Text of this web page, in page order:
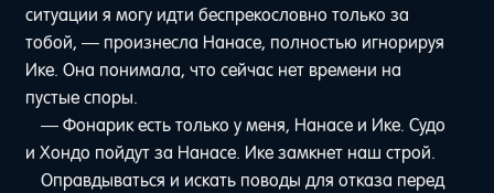
ситуации я могу идти беспрекословно только за
тобой, — произнесла Нанасе, полностью игнорируя
Ике. Она понимала, что сейчас нет времени на
пустые споры.
— Фонарик есть только у меня, Нанасе и Ике. Судо
и Хондо пойдут за Нанасе. Ике замкнет наш строй.
Оправдываться и искать поводы для отказа перед